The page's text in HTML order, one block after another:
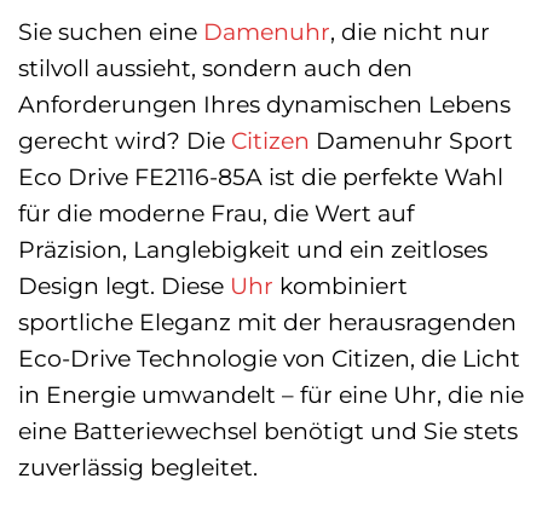
Sie suchen eine Damenuhr, die nicht nur
stilvoll aussieht, sondern auch den
Anforderungen Ihres dynamischen Lebens
gerecht wird? Die Citizen Damenuhr Sport
Eco Drive FE2116-85A ist die perfekte Wahl
für die moderne Frau, die Wert auf
Präzision, Langlebigkeit und ein zeitloses
Design legt. Diese Uhr kombiniert
sportliche Eleganz mit der herausragenden
Eco-Drive Technologie von Citizen, die Licht
in Energie umwandelt – für eine Uhr, die nie
eine Batteriewechsel benötigt und Sie stets
zuverlässig begleitet.